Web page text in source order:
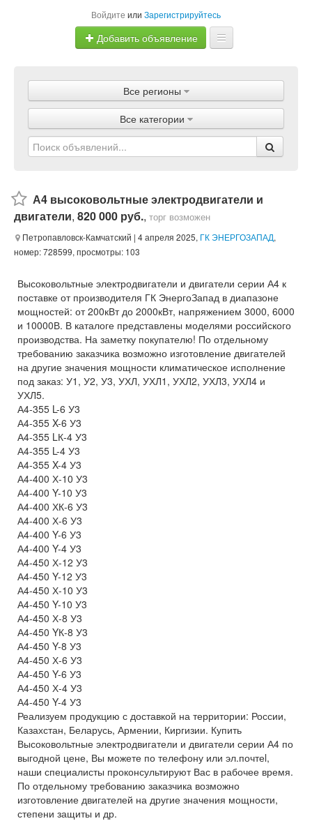
Войдите или Зарегистрируйтесь
Добавить объявление
Объявления
Магазины
Услуги
Все регионы
Все категории
А4 высоковольтные электродвигатели и
двигатели, 820 000 руб., торг возможен
Петропавловск-Камчатский | 4 апреля 2025, ГК ЭНЕРГОЗАПАД,
номер: 728599, просмотры: 103
Высоковольтные электродвигатели и двигатели серии А4 к
поставке от производителя ГК ЭнергоЗапад в диапазоне
мощностей: от 200кВт до 2000кВт, напряжением 3000, 6000
и 10000В. В каталоге представлены моделями российского
производства. На заметку покупателю! По отдельному
требованию заказчика возможно изготовление двигателей
на другие значения мощности климатическое исполнение
под заказ: У1, У2, У3, УХЛ, УХЛ1, УХЛ2, УХЛ3, УХЛ4 и
УХЛ5.
А4-355 L-6 У3
А4-355 X-6 У3
А4-355 LК-4 У3
А4-355 L-4 У3
А4-355 X-4 У3
А4-400 Х-10 У3
А4-400 Y-10 У3
А4-400 ХК-6 У3
А4-400 Х-6 У3
А4-400 Y-6 У3
А4-400 Y-4 У3
А4-450 Х-12 У3
А4-450 Y-12 У3
А4-450 Х-10 У3
А4-450 Y-10 У3
А4-450 Х-8 У3
А4-450 YК-8 У3
А4-450 Y-8 У3
А4-450 Х-6 У3
А4-450 Y-6 У3
А4-450 Х-4 У3
А4-450 Y-4 У3
Реализуем продукцию с доставкой на территории: России,
Казахстан, Беларусь, Армении, Киргизии. Купить
Высоковольтные электродвигатели и двигатели серии А4 по
выгодной цене, Вы можете по телефону или эл.почтеl,
наши специалисты проконсультируют Вас в рабочее время.
По отдельному требованию заказчика возможно
изготовление двигателей на другие значения мощности,
степени защиты и др.